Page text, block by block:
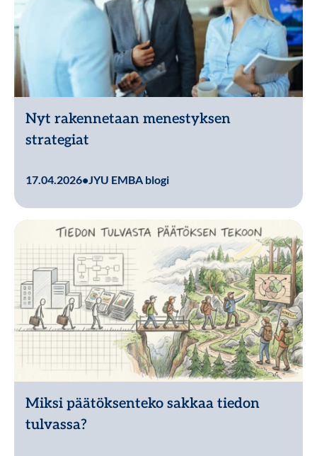
Nyt rakennetaan menestyksen
strategiat
17.04.2026•JYU EMBA blogi
Miksi päätöksenteko sakkaa tiedon
tulvassa?